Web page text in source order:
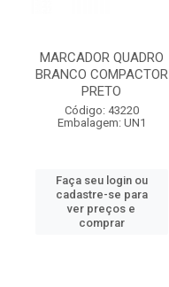
MARCADOR QUADRO
BRANCO COMPACTOR
PRETO
Código: 43220
Embalagem: UN1
Faça seu login ou
cadastre-se para
ver preços e
comprar